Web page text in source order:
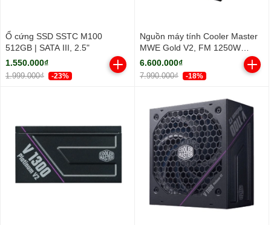
Ổ cứng SSD SSTC M100
512GB | SATA III, 2.5"
1.550.000₫
1.999.000₫ -23%
Nguồn máy tính Cooler Master
MWE Gold V2, FM 1250W
ATX3.1 A/EU Cable (80 Plus
Gold/ Full-Modular/ ATX/ Đen)
6.600.000₫
7.990.000₫ -18%